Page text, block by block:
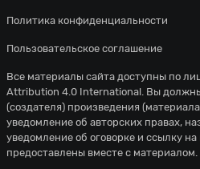
Политика конфиденциальности
Пользовательское соглашение
Все материалы сайта доступны по
Attribution 4.0 International. Вы
(создателя) произведения
уведомление об авторских правах,
уведомление об оговорке и ссылку
предоставлены вместе с материалом.